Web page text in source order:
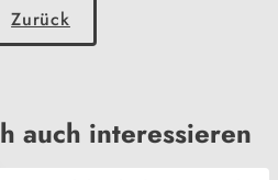
Zurück
auch interessieren